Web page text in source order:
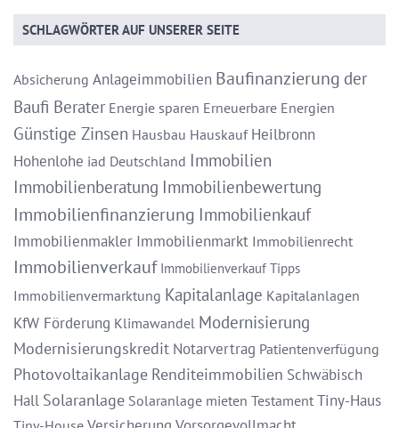
SCHLAGWÖRTER AUF UNSERER SEITE
Absicherung Anlageimmobilien Baufinanzierung der
Baufi Berater Energie sparen Erneuerbare Energien
Günstige Zinsen Hausbau Hauskauf Heilbronn
Hohenlohe iad Deutschland Immobilien
Immobilienberatung Immobilienbewertung
Immobilienfinanzierung Immobilienkauf
Immobilienmakler Immobilienmarkt Immobilienrecht
Immobilienverkauf Immobilienverkauf Tipps
Immobilienvermarktung Kapitalanlage Kapitalanlagen
KfW Förderung Klimawandel Modernisierung
Modernisierungskredit Notarvertrag Patientenverfügung
Photovoltaikanlage Renditeimmobilien Schwäbisch
Hall Solaranlage Solaranlage mieten TestamentTiny-Haus